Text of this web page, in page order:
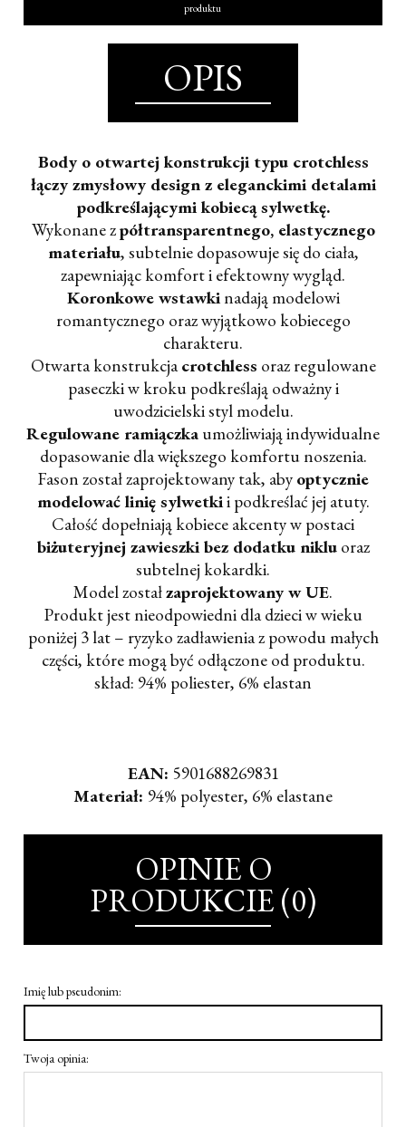
produktu
OPIS
Body o otwartej konstrukcji typu crotchless
łączy zmysłowy design z eleganckimi detalami
podkreślającymi kobiecą sylwetkę.
Wykonane zpółtransparentnego, elastycznego
materiału, subtelnie dopasowuje się do ciała,
zapewniając komfort i efektowny wygląd.
Koronkowe wstawkinadają modelowi
romantycznego oraz wyjątkowo kobiecego
charakteru.
Otwarta konstrukcja crotchless oraz regulowane
paseczki w kroku podkreślają odważny i
uwodzicielski styl modelu.
Regulowane ramiączka umożliwiają indywidualne
dopasowanie dla większego komfortu noszenia.
Fason został zaprojektowany tak, aby optycznie
modelować linię sylwetkii podkreślać jej atuty.
Całość dopełniają kobiece akcenty w postaci
biżuteryjnej zawieszki bez dodatku nikluoraz
subtelnej kokardki.
Model zostałzaprojektowany w UE.
Produkt jest nieodpowiedni dla dzieci w wieku
poniżej 3 lat – ryzyko zadławienia z powodu małych
części, które mogą być odłączone od produktu.
skład: 94% poliester, 6% elastan
EAN: 5901688269831
Materiał: 94% polyester, 6% elastane
OPINIE O
PRODUKCIE (0)
Imię lub pseudonim:
Twoja opinia: